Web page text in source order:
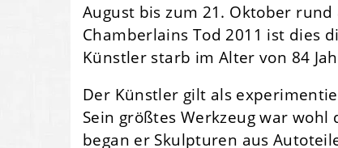
August bis zum 21. Oktober
Chamberlains Tod 2011 ist dies
Künstler starb im Alter von 84
Der Künstler gilt als
Sein größtes Werkzeug war
began er Skulpturen aus